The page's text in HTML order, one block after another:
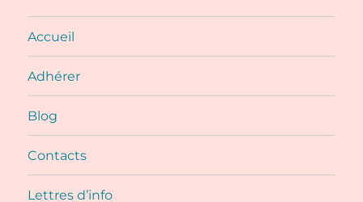
Accueil
Adhérer
Blog
Contacts
Lettres d’info